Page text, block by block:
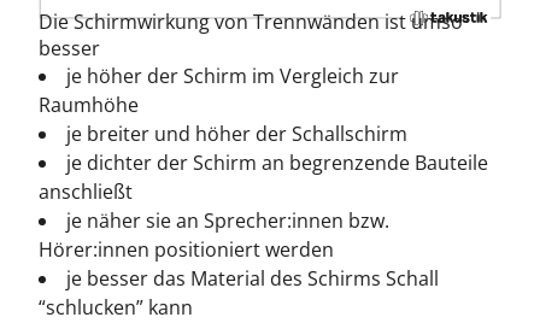
Die Schirmwirkung von Trennwänden ist umso
besser
je höher der Schirm im Vergleich zur
Raumhöhe
je breiter und höher der Schallschirm
je dichter der Schirm an begrenzende Bauteile
anschließt
je näher sie an Sprecher:innen bzw.
Hörer:innen positioniert werden
je besser das Material des Schirms Schall
“schlucken” kann